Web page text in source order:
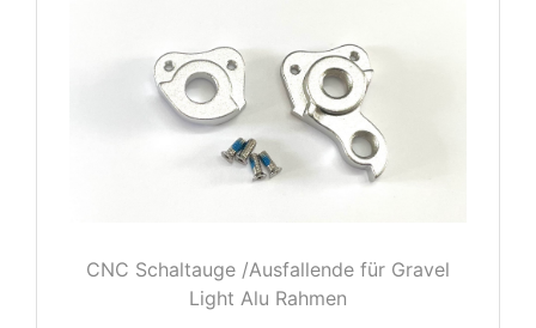
CNC Schaltauge /Ausfallende für Gravel
Light Alu Rahmen